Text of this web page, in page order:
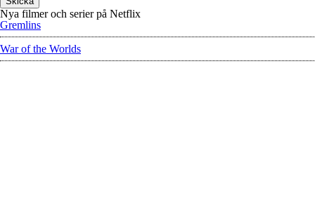
Nya filmer och serier på Netflix
Gremlins
War of the Worlds